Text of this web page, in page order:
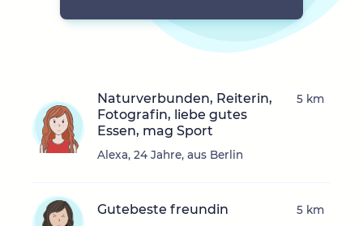
Naturverbunden, Reiterin,
Fotografin, liebe gutes
Essen, mag Sport
Alexa, 24 Jahre, aus Berlin
5 km
Gutebeste freundin 5 km